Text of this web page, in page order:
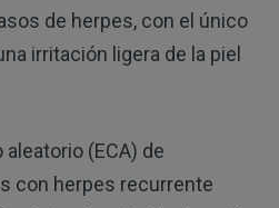
de herpes, con el único
irritación ligera de la piel
aleatorio (ECA) de
con herpes recurrente